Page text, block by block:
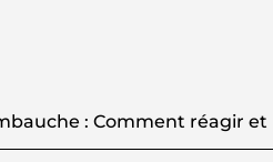
: Comment réagir